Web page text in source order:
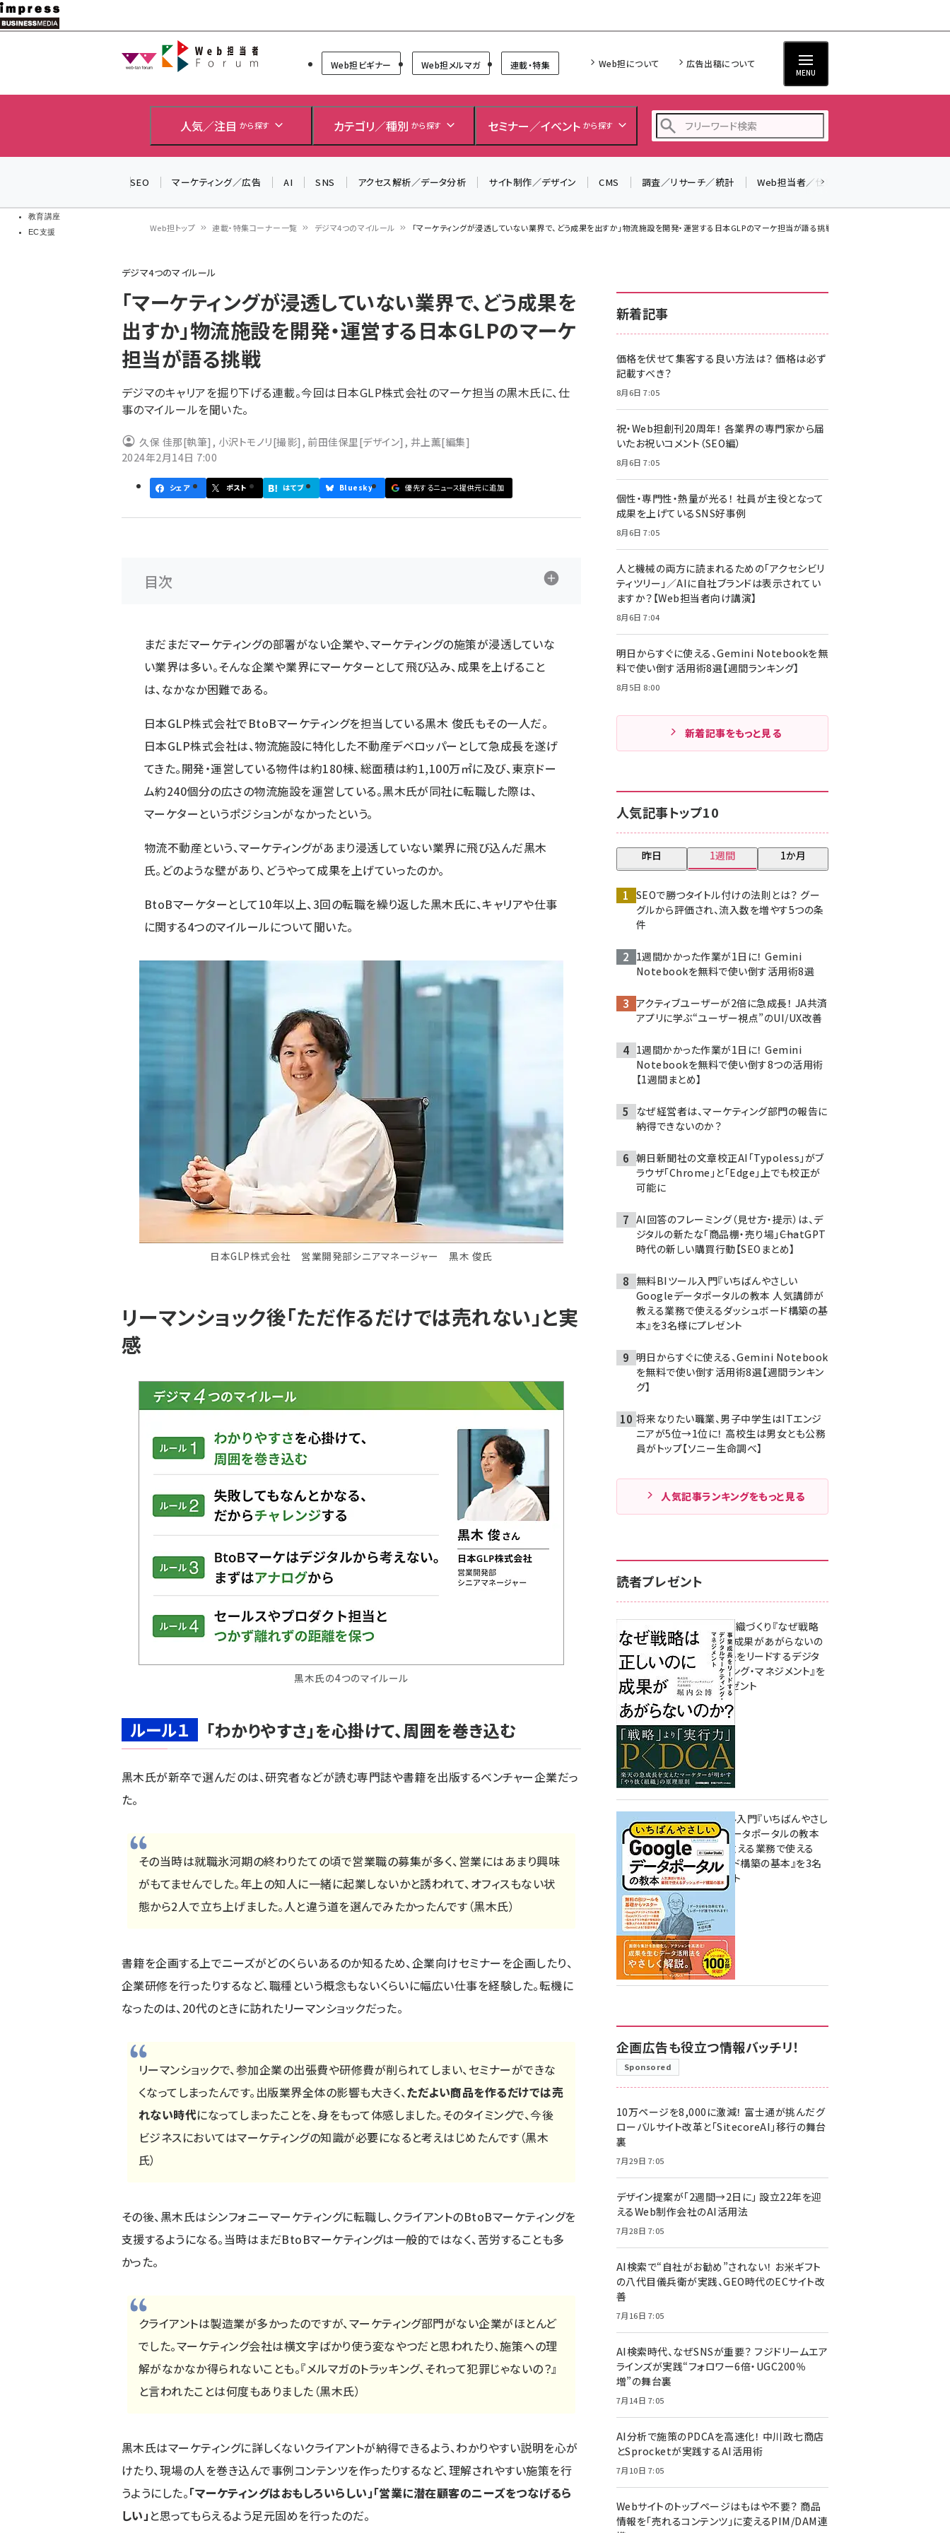
メ
イ
教育講座
EC支援
Web担当者Forum
Web担ビギナー Web担メルマガ 連載・特集 Web担について 広告出稿について
MENU
人気／注目 から探す カテゴリ／種別 から探す セミナー／イベント から探す
ai (2804)
z世代 (1622)
meo (1275)
SEO マーケティング／広告 AI SNS アクセス解析／データ分析 サイト制作／デザイン CMS 調査／リサーチ／統計 Web担当者／仕事
ン
く
ず
Web担トップ 連載・特集コーナー一覧 デジマ4つのマイルール 「マーケティングが浸透していない業界で、どう成果を出すか」物流施設を開発・運営する日本GLPのマーケ担当が語る挑戦
デジマ4つのマイルール
「マーケティングが浸透していない業界で、どう成果を
出すか」物流施設を開発・運営する日本GLPのマーケ
担当が語る挑戦
デジマのキャリアを掘り下げる連載。今回は日本GLP株式会社のマーケ担当の黒木氏に、仕
事のマイルールを聞いた。
久保 佳那[執筆] , 小沢トモノリ[撮影] , 前田佳保里[デザイン] , 井上薫[編集]
2024年2月14日 7:00
シェア ポスト はてブ Bluesky 優先するニュース提供元に追加
目次
まだまだマーケティングの部署がない企業や、マーケティングの施策が浸透していな
い業界は多い。そんな企業や業界にマーケターとして飛び込み、成果を上げること
は、なかなか困難である。
日本GLP株式会社でBtoBマーケティングを担当している黒木 俊氏もその一人だ。
日本GLP株式会社は、物流施設に特化した不動産デベロッパーとして急成長を遂げ
てきた。開発・運営している物件は約180棟、総面積は約1,100万㎡に及び、東京ドー
ム約240個分の広さの物流施設を運営している。黒木氏が同社に転職した際は、
マーケターというポジションがなかったという。
物流不動産という、マーケティングがあまり浸透していない業界に飛び込んだ黒木
氏。どのような壁があり、どうやって成果を上げていったのか。
BtoBマーケターとして10年以上、3回の転職を繰り返した黒木氏に、キャリアや仕事
に関する4つのマイルールについて聞いた。
日本GLP株式会社 営業開発部シニアマネージャー 黒木 俊氏
リーマンショック後「ただ作るだけでは売れない」と実
感
黒木氏の4つのマイルール
ルール１ 「わかりやすさ」を心掛けて、周囲を巻き込む
黒木氏が新卒で選んだのは、研究者などが読む専門誌や書籍を出版するベンチャー企業だっ
た。
その当時は就職氷河期の終わりたての頃で営業職の募集が多く、営業にはあまり興味
がもてませんでした。年上の知人に一緒に起業しないかと誘われて、オフィスもない状
態から2人で立ち上げました。人と違う道を選んでみたかったんです（黒木氏）
書籍を企画する上でニーズがどのくらいあるのか知るため、企業向けセミナー を企画したり、
企業研修を行ったりするなど、職種という概念もないくらいに幅広い仕事を経験した。転機に
なったのは、20代のときに訪れたリーマンショックだった。
リーマンショックで、参加企業の出張費や研修費が削られてしまい、セミナーができな
くなってしまったんです。出版業界全体の影響も大きく、ただよい商品を作るだけでは売
れない時代になってしまったことを、身をもって体感しました。そのタイミングで、今後
ビジネスにおいてはマーケティングの知識が必要になると考えはじめたんです（黒木
氏）
その後、黒木氏はシンフォニーマーケティングに転職し、クライアントのBtoBマーケティングを
支援するようになる。当時はまだBtoBマーケティングは一般的ではなく、苦労することも多
かった。
クライアントは製造業が多かったのですが、マーケティング部門がない企業がほとんど
でした。マーケティング会社は横文字ばかり使う変なやつだと思われたり、施策への理
解がなかなか得られないことも。『メルマガのトラッキング、それって犯罪じゃないの？』
と言われたことは何度もありました（黒木氏）
黒木氏はマーケティングに詳しくないクライアントが納得できるよう、わかりやすい説明を心が
けたり、現場の人を巻き込んで事例コンテンツを作ったりするなど、理解されやすい施策を行
うようにした。「マーケティングはおもしろいらしい」「営業に潜在顧客のニーズをつなげるら
しい」 と思ってもらえるよう足元固めを行ったのだ。
新着記事
価格を伏せて集客する良い方法は？ 価格は必ず
記載すべき？
8月6日 7:05
祝・Web担創刊20周年！ 各業界の専門家から届
いたお祝いコメント（SEO編）
8月6日 7:05
個性・専門性・熱量が光る！ 社員が主役となって
成果を上げているSNS好事例
8月6日 7:05
人と機械の両方に読まれるための「アクセシビリ
ティツリー」／AIに自社ブランドは表示されてい
ますか？【Web担当者向け講演】
8月6日 7:04
明日からすぐに使える、Gemini Notebookを無
料で使い倒す活用術8選【週間ランキング】
8月5日 8:00
新着記事をもっと見る
人気記事トップ10
昨日 1週間 1か月
SEOで勝つタイトル付けの法則とは？ グー
グルから評価され、流入数を増やす5つの条
件
1週間かかった作業が1日に！ Gemini
Notebookを無料で使い倒す活用術8選
アクティブユーザーが2倍に急成長！ JA共済
アプリに学ぶ“ユーザー視点”のUI/UX改善
1週間かかった作業が1日に！ Gemini
Notebookを無料で使い倒す8つの活用術
【1週間まとめ】
なぜ経営者は、マーケティング部門の報告に
納得できないのか？
朝日新聞社の文章校正AI「Typoless」がブ
ラウザ「Chrome」と「Edge」上でも校正が
可能に
AI回答のフレーミング（見せ方・提示）は、デ
ジタルの新たな「商品棚・売り場」――ChatGPT
時代の新しい購買行動【SEOまとめ】
無料BIツール入門『いちばんやさしい
Googleデータポータルの教本 人気講師が
教える業務で使えるダッシュボード構築の基
本』を3名様にプレゼント
明日からすぐに使える、Gemini Notebook
を無料で使い倒す活用術8選【週間ランキン
グ】
将来なりたい職業、男子中学生はITエンジ
ニアが5位→1位に！ 高校生は男女とも公務
員がトップ【ソニー生命調べ】
人気記事ランキングをもっと見る
読者プレゼント
成果を生む組織づくり『なぜ戦略
は正しいのに成果があがらないの
か？ 事業成長をリードするデジタ
ルマーケティング・マネジメント』を
3名様にプレゼント
10:00
無料BIツール入門『いちばんやさし
いGoogleデータポータルの教本
人気講師が教える業務で使える
ダッシュボード構築の基本』を3名
様にプレゼント
7月31日 10:00
企画広告も役立つ情報バッチリ！
Sponsored
10万ページを8,000に激減！ 富士通が挑んだグ
ローバルサイト改革と「SitecoreAI」移行の舞台
裏
7月29日 7:05
デザイン提案が「2週間→2日に」 設立22年を迎
えるWeb制作会社のAI活用法
7月28日 7:05
AI検索で“自社がお勧め”されない！ お米ギフト
の八代目儀兵衛が実践、GEO時代のECサイト改
善
7月16日 7:05
AI検索時代、なぜSNSが重要？ フジドリームエア
ラインズが実践“フォロワー6倍・UGC200％
増”の舞台裏
7月14日 7:05
AI分析で施策のPDCAを高速化！ 中川政七商店
とSprocketが実践するAI活用術
7月10日 7:05
Webサイトのトップページはもはや不要？ 商品
情報を「売れるコンテンツ」に変えるPIM/DAM連
＼ 読者アンケートにご協力ください ／
▼アンケートページはこちらから▼